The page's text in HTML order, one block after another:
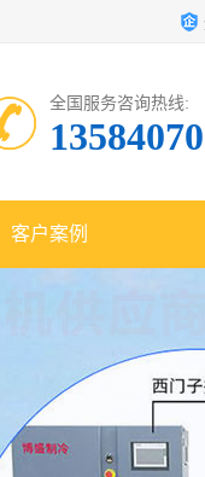
全国服务咨询热线:
客户案例